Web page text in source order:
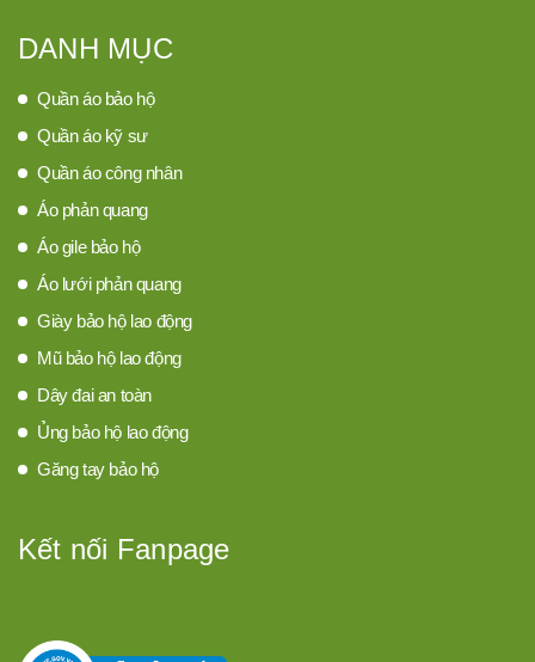
DANH MỤC
Quần áo bảo hộ
Quần áo kỹ sư
Quần áo công nhân
Áo phản quang
Áo gile bảo hộ
Áo lưới phản quang
Giày bảo hộ lao động
Mũ bảo hộ lao động
Dây đai an toàn
Ủng bảo hộ lao động
Găng tay bảo hộ
Kết nối Fanpage